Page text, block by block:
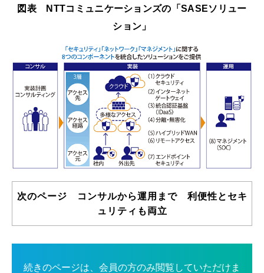
図表 NTTコミュニケーションズの「SASEソリュー
ション」
次のページ コンサルから運用まで 利便性とセキ
ュリティも両立
続きのページは、会員の方のみ閲覧していただけま